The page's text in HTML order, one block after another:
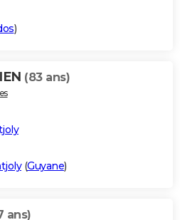
)
(83 ans)
(Guyane)
ans)